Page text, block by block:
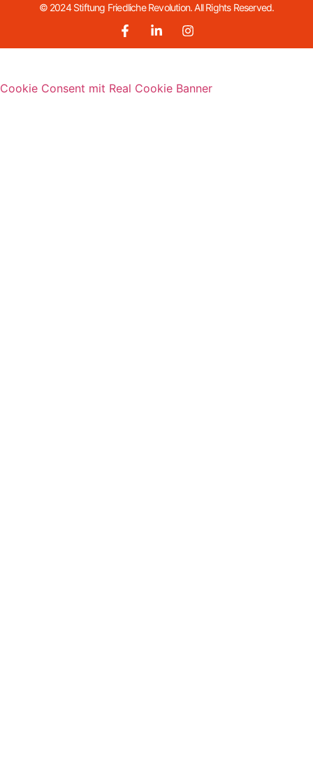
© 2024 Stiftung Friedliche Revolution. All Rights Reserved.
Cookie Consent mit Real Cookie Banner